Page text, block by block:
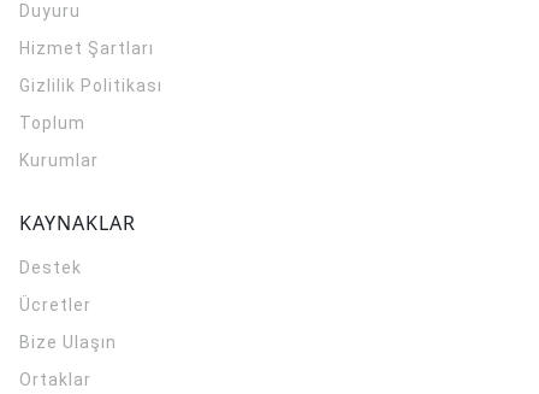
Duyuru
Hizmet Şartları
Gizlilik Politikası
Toplum
Kurumlar
KAYNAKLAR
Destek
Ücretler
Bize Ulaşın
Ortaklar